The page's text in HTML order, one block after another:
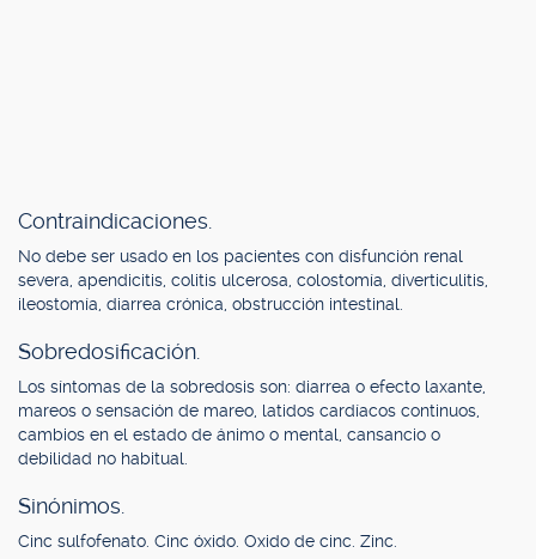
Contraindicaciones.
No debe ser usado en los pacientes con disfunción renal
severa, apendicitis, colitis ulcerosa, colostomía, diverticulitis,
ileostomía, diarrea crónica, obstrucción intestinal.
Sobredosificación.
Los síntomas de la sobredosis son: diarrea o efecto laxante,
mareos o sensación de mareo, latidos cardíacos continuos,
cambios en el estado de ánimo o mental, cansancio o
debilidad no habitual.
Sinónimos.
Cinc sulfofenato. Cinc óxido. Oxido de cinc. Zinc.